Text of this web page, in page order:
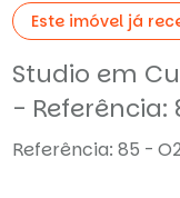
Este imóvel já
Studio em
- Referência:
Referência: 85 -